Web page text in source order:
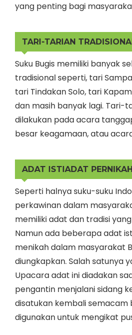
yang penting bagi
TARI-TARIAN
Suku Bugis memiliki banyak
tradisional seperti, tari
tari Tindakan Solo, tari
dan masih banyak lagi. Tari-
dilakukan pada acara
besar keagamaan, atau
ADAT ISTIADAT
Seperti halnya suku-suku
perkawinan dalam
memiliki adat dan tradisi
Namun ada beberapa adat
menikah dalam masyarakat
diungkapkan. Salah satunya
Upacara adat ini diadakan
pengantin menjalani sidang
disatukan kembali semacam
digunakan untuk mengikat